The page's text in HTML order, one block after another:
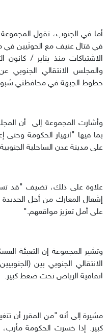
أما في الجنوب، تقول
في قتال عنيف مع الحوثيين
الاشتباكات منذ يناير /
والمجلس الانتقالي الجنوبي
خطوط الجبهة في محافظتي شبوة
وأشارت المجموعة إلى أن
على مدينة عدن الساحلية
علاوة على ذلك، تضيف "قد
إشعال المعارك من أجل
على أمل تعزيز مواقعهم."
وتشير المجموعة إن التعبئة
الانتقالي الجنوبي بين
اتفاقية الرياض تحت ضغط كبير.
مشيرة إلى أنه "من المقرر أن
كبير. إذا خسرت الحكومة